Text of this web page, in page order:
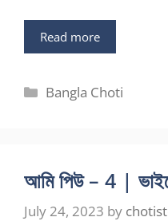
Read more
Categories
Bangla Choti
আমি পিউ – 4 |
July 24, 2023 by